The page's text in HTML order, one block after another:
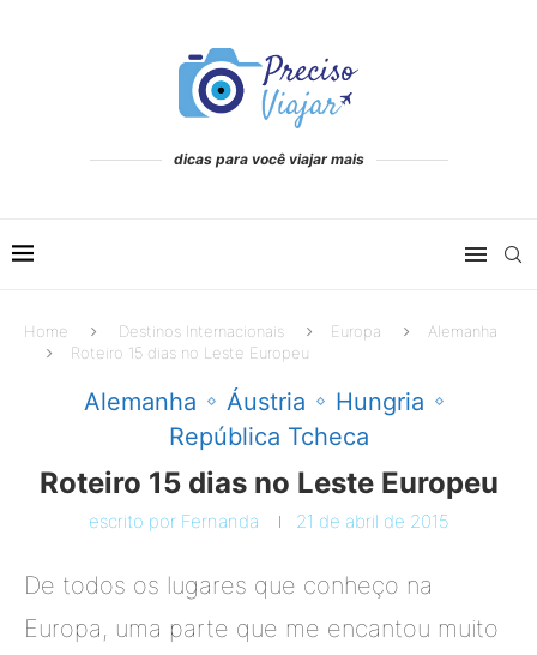
dicas para você viajar mais
Home Destinos Internacionais Europa
Alemanha
Roteiro 15 dias no Leste Europeu
Alemanha Áustria
Hungria
República Tcheca
Roteiro 15 dias no Leste Europeu
escrito por Fernanda 21 de abril de 2015
De todos os lugares que conheço na
Europa, uma parte que me encantou muito